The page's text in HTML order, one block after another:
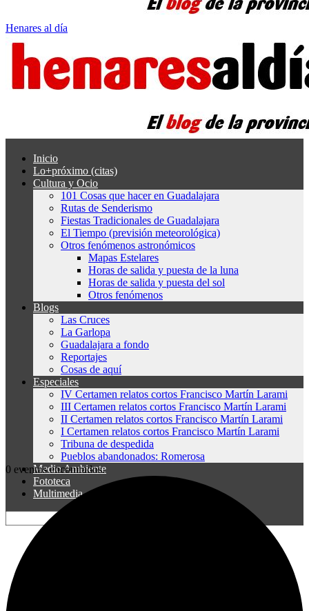
Henares al día
Inicio
Lo+próximo (citas)
Cultura y Ocio
101 Cosas que hacer en Guadalajara
Rutas de Senderismo
Fiestas Tradicionales de Guadalajara
El Tiempo (previsión meteorológica)
Otros fenómenos astronómicos
Mapas Estelares
Horas de salida y puesta de la luna
Horas de salida y puesta del sol
Otros fenómenos
Blogs
Las Cruces
La Garlopa
Guadalajara a fondo
Reportajes
Cosas de aquí
Especiales
IV Certamen relatos cortos Francisco Martín Larami
III Certamen relatos cortos Francisco Martín Larami
II Certamen relatos cortos Francisco Martín Larami
I Certamen relatos cortos Francisco Martín Larami
Tribuna de despedida
Pueblos abandonados: Romerosa
Medio Ambiente
Fototeca
Multimedia
0 eventos encontrados.